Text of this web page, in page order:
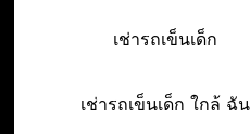
เช่ารถเข็นเด็ก
เช่ารถเข็นเด็ก ใกล้ ฉัน